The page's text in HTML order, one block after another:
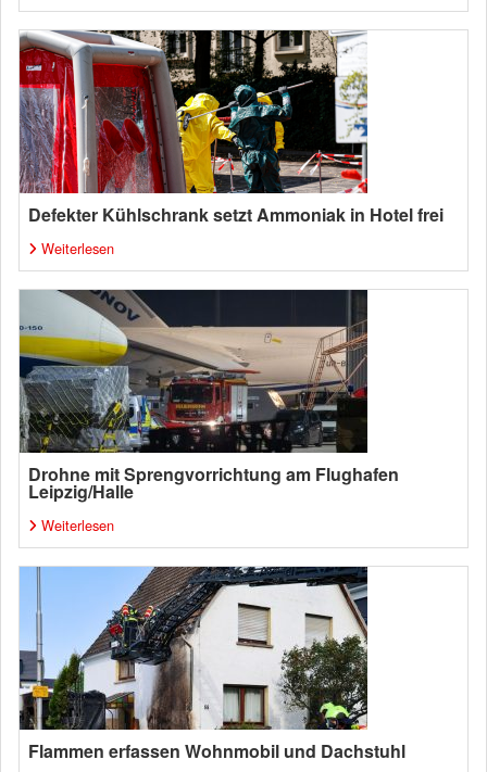
Defekter Kühlschrank setzt Ammoniak in Hotel frei
Weiterlesen
Drohne mit Sprengvorrichtung am Flughafen
Leipzig/Halle
Weiterlesen
Flammen erfassen Wohnmobil und Dachstuhl